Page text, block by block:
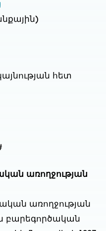
հետ
առողջության
առողջության
բարեգործական